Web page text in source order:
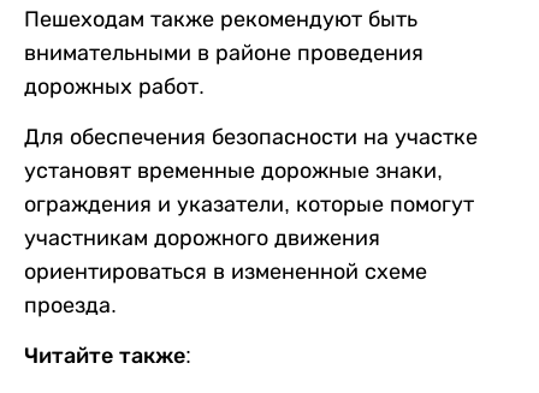
Пешеходам также рекомендуют быть
внимательными в районе проведения
дорожных работ.
Для обеспечения безопасности на участке
установят временные дорожные знаки,
ограждения и указатели, которые помогут
участникам дорожного движения
ориентироваться в измененной схеме
проезда.
Читайте также: